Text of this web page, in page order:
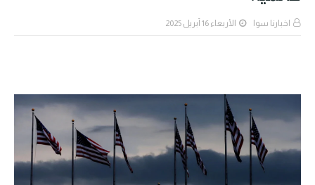
اخبارنا سوا الأربعاء 16 أبريل 2025